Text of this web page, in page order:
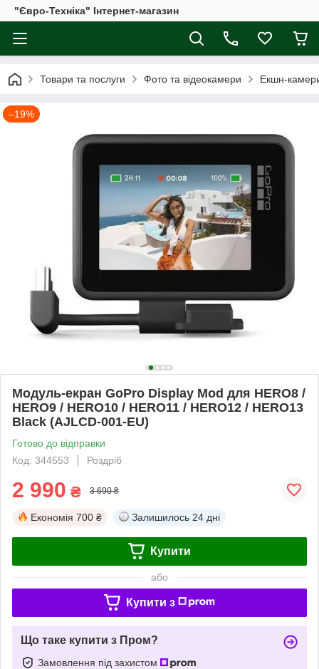
"Євро-Техніка" Інтернет-магазин
Товари та послуги Фото та відеокамери Екшн-
–19%
Модуль-екран GoPro Display Mod для HERO8 /
HERO9 / HERO10 / HERO11 / HERO12 / HERO13
Black (AJLCD-001-EU)
Готово до відправки
Код: 344553
Роздріб
2 990 ₴ 3 690 ₴
Економія 700 ₴ Залишилось 24 дні
Купити
або
Купити з
Що таке купити з Пром?
Замовлення під захистом